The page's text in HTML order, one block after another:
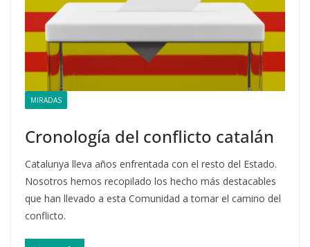
MIRADAS
Cronología del conflicto catalán
Catalunya lleva años enfrentada con el resto del Estado.
Nosotros hemos recopilado los hecho más destacables
que han llevado a esta Comunidad a tomar el camino del
conflicto.